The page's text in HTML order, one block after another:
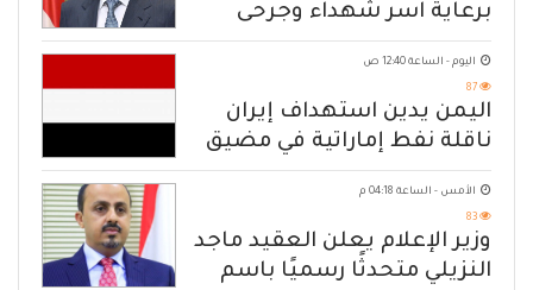
برعاية اسر شهداء وجرحى
الهجوم الإرهابي الحوثي والرد
الحازم على مصدر التهديد
اليوم - الساعة 12:40 ص
87
اليمن يدين استهداف إيران
ناقلة نفط إماراتية في مضيق
هرمز
الأمس - الساعة 04:18 م
83
وزير الإعلام يعلن العقيد ماجد
النزيلي متحدثًا رسميًا باسم